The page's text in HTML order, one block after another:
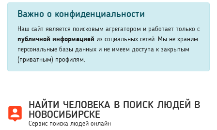
пользователя.
имени, фамилии, месту учебы, работы или другим
открытым данным. Платформы позволяют быстро
просматривать профили пользователей и находить
нужных людей. Использование дополнительных
параметров помогает значительно повысить точность
поиска человека.
Важно о конфиденциальности
Наш сайт является поисковым агрегатором и работает только с
публичной информацией из социальных сетей. Мы не храним
персональные базы данных и не имеем доступа к закрытым
(приватным) профилям.
НАЙТИ ЧЕЛОВЕКА В ПОИСК ЛЮДЕЙ В
НОВОСИБИРСКЕ
Сервис поиска людей онлайн